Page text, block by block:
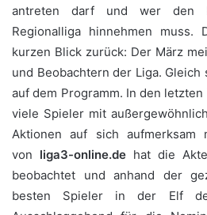
antreten darf und wer den
Regionalliga hinnehmen
kurzen Blick zurück: Der März
und Beobachtern der Liga. Gleich
auf dem Programm. In den
viele Spieler mit
Aktionen auf sich aufmerksam
von liga3-online.de hat die
beobachtet und anhand der
besten Spieler in der Elf